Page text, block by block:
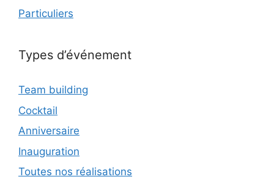
Particuliers
Types d’événement
Team building
Cocktail
Anniversaire
Inauguration
Toutes nos réalisations